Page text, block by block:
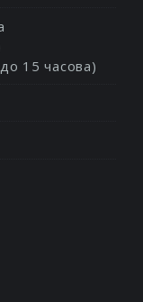
15 часова)